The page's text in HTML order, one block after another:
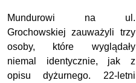
Mundurowi na ul.
Grochowskiej zauważyli trzy
osoby, które wyglądały
niemal identycznie, jak z
opisu dyżurnego. 22-letni